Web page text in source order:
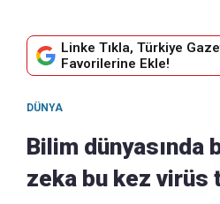
Linke Tıkla, Türkiye
Favorilerine Ekle!
DÜNYA
Bilim dünyasında
zeka bu kez virüs